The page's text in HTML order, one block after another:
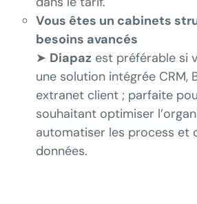
Vous êtes un cabinets
besoins avancés
➤ Diapaz est préférable si
une solution intégrée CRM,
extranet client ; parfaite
souhaitant optimiser
automatiser les process et
données.